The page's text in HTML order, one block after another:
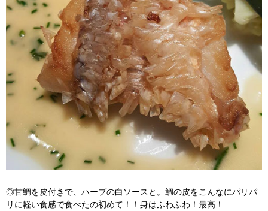
◎甘鯛を皮付きで、ハーブの白ソースと。鯛の皮をこんなにパリパ
リに軽い食感で食べたの初めて！！身はふわふわ！最高！